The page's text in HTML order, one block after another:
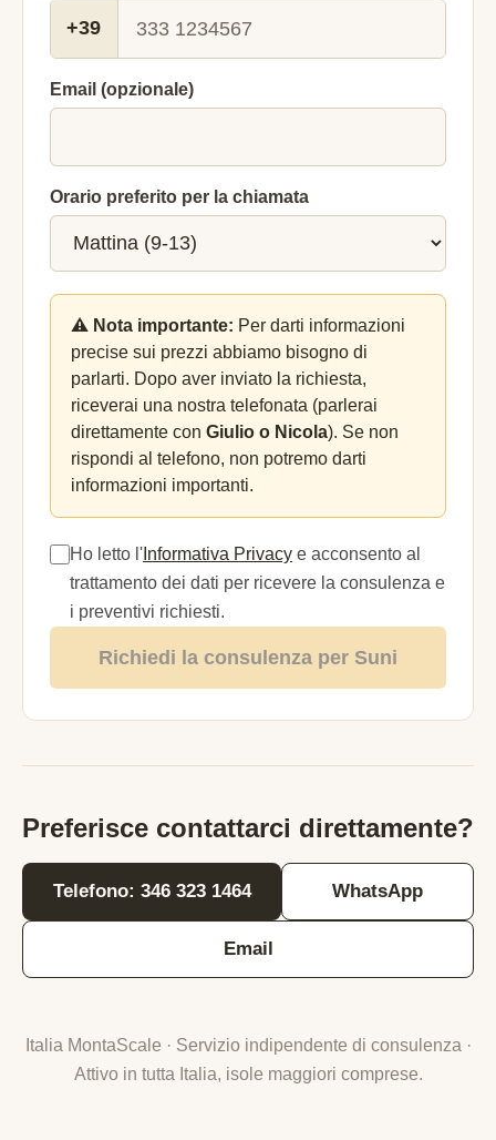
+39
Email (opzionale)
Orario preferito per la chiamata
⚠️ Nota importante: Per darti informazioni
precise sui prezzi abbiamo bisogno di
parlarti. Dopo aver inviato la richiesta,
riceverai una nostra telefonata (parlerai
direttamente con Giulio o Nicola). Se non
rispondi al telefono, non potremo darti
informazioni importanti.
Ho letto l' Informativa Privacy e acconsento al
trattamento dei dati per ricevere la consulenza e
i preventivi richiesti.
Richiedi la consulenza per Suni
Preferisce contattarci direttamente?
Telefono: 346 323 1464 WhatsApp
Email
Italia MontaScale · Servizio indipendente di consulenza ·
Attivo in tutta Italia, isole maggiori comprese.